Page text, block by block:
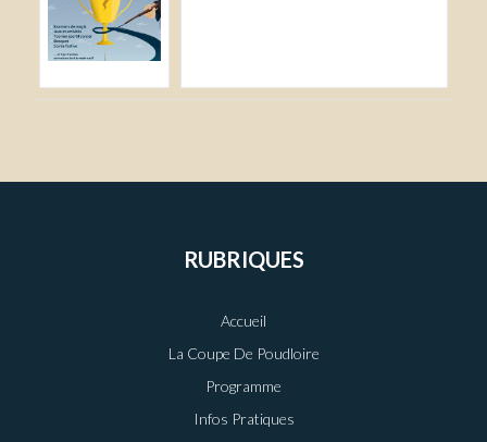
RUBRIQUES
Accueil
La Coupe De Poudloire
Programme
Infos Pratiques